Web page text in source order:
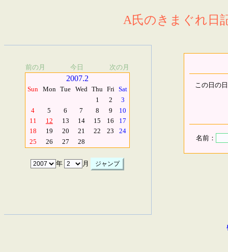
A氏のきまぐれ日
前の月 今日 次の月
2007.2
Sun Mon Tue Wed Thu Fri Sat
1
2
3
4
5 6 7 8 9
10
11
12 13 14 15 16
17
18
19 20 21 22 23
24
25
26 27 28
年 月
この日の
名前：